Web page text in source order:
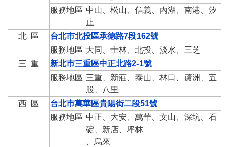
服務地區 中山、松山、信義、內湖、南港、汐
止
北 區
台北市北投區承德路7段162號
服務地區 大同、士林、北投、淡水、三芝
三 重
新北市三重區中正北路2-1號
服務地區 三重、新莊、泰山、林口、蘆洲、五
股、八里
西 區
台北市萬華區貴陽街二段51號
服務地區 中正、大安、萬華、文山、深坑、石
碇、新店、坪林
、烏來